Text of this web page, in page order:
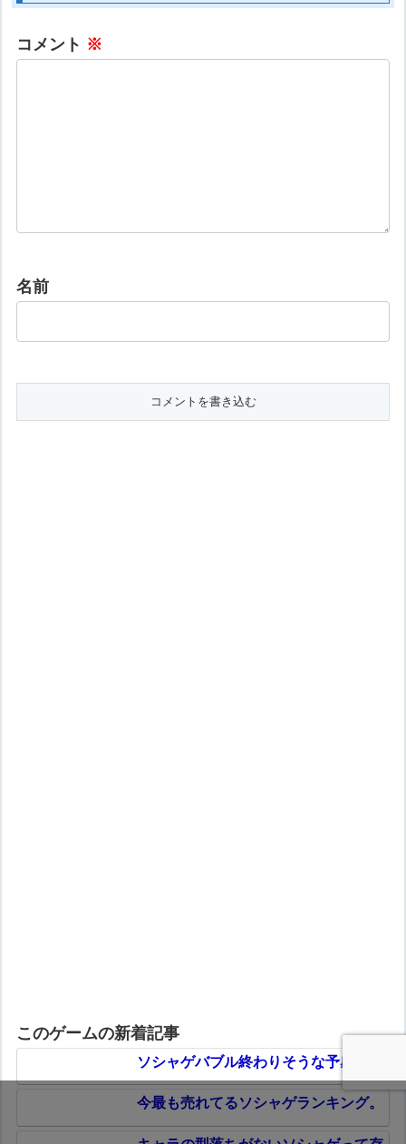
コメント ※
名前
このゲームの新着記事
ソシャゲバブル終わりそうな予感。
今最も売れてるソシャゲランキング。